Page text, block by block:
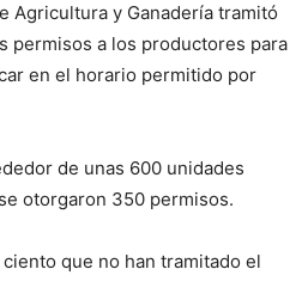
Agricultura y Ganadería tramitó
permisos a los productores para
en el horario permitido por
de unas 600 unidades
otorgaron 350 permisos.
que no han tramitado el